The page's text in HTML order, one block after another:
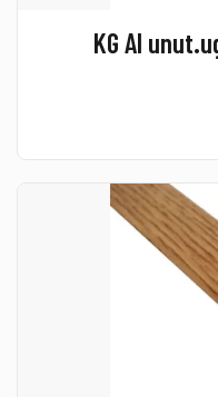
KG Al